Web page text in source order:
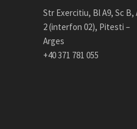
Str Exercitiu, Bl A9, Sc B,
2 (interfon 02), Pitesti –
Arges
+40 371 781 055